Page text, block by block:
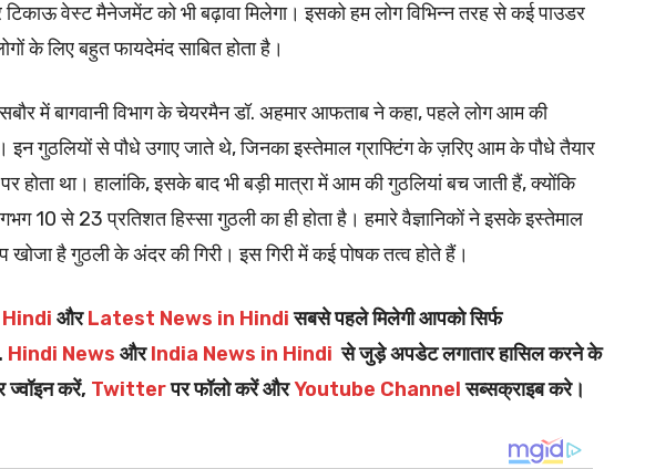
टिकाऊ वेस्ट मैनेजमेंट को भी बढ़ावा मिलेगा। इसको हम लोग विभिन्न तरह से कई पाउडर
के लिए बहुत फायदेमंद साबित होता है।
सबौर में बागवानी विभाग के चेयरमैन डॉ. अहमार आफताब ने कहा, पहले लोग आम की
गुठलियों से पौधे उगाए जाते थे, जिनका इस्तेमाल ग्राफ्टिंग के ज़रिए आम के पौधे तैयार
होता था। हालांकि, इसके बाद भी बड़ी मात्रा में आम की गुठलियां बच जाती हैं, क्योंकि
से 23 प्रतिशत हिस्सा गुठली का ही होता है। हमारे वैज्ञानिकों ने इसके इस्तेमाल
है गुठली के अंदर की गिरी। इस गिरी में कई पोषक तत्व होते हैं।
औरLatest News in Hindiसबसे पहले मिलेगी आपको सिर्फ
Hindi News औरIndia News in Hindi से जुड़े अपडेट लगातार हासिल करने के
ज्वॉइन करें, Twitterपर फॉलो करें औरYoutube Channelसब्सक्राइब करे।